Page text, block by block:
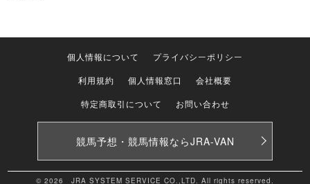
個人情報について
プライバシーポリシー
利用規約
個人情報窓口
会社概要
特定商取引について
お問い合わせ
競馬予想・競馬情報ならJRA-VAN
© 2026 JRA SYSTEM SERVICE CO.,LTD. All rights reserved.